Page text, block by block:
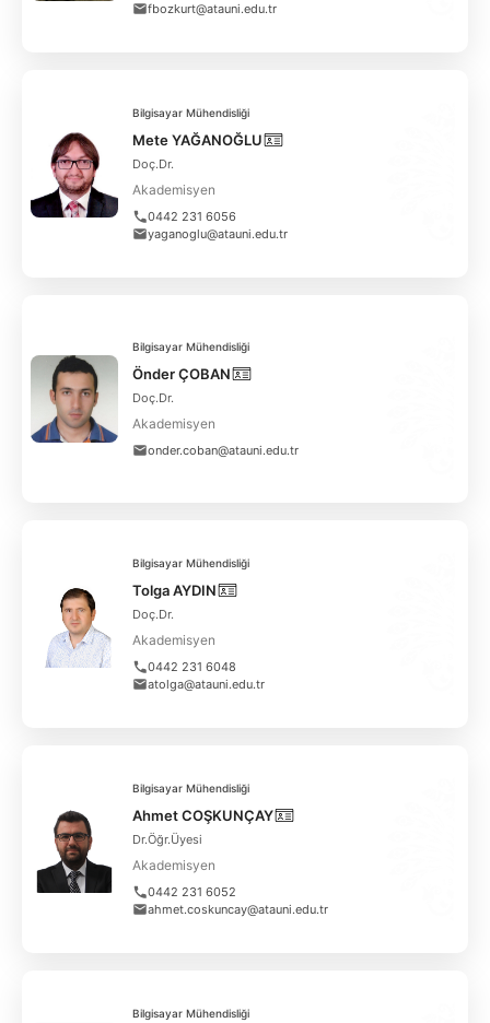
fbozkurt@atauni.edu.tr
Bilgisayar Mühendisliği
Mete YAĞANOĞLU
Doç.Dr.
Akademisyen
0442 231 6056
yaganoglu@atauni.edu.tr
Bilgisayar Mühendisliği
Önder ÇOBAN
Doç.Dr.
Akademisyen
onder.coban@atauni.edu.tr
Bilgisayar Mühendisliği
Tolga AYDIN
Doç.Dr.
Akademisyen
0442 231 6048
atolga@atauni.edu.tr
Bilgisayar Mühendisliği
Ahmet COŞKUNÇAY
Dr.Öğr.Üyesi
Akademisyen
0442 231 6052
ahmet.coskuncay@atauni.edu.tr
Bilgisayar Mühendisliği